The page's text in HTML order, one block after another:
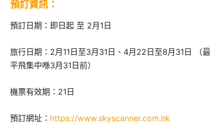
預訂資訊：
預訂日期：即日起 至 2月1日
旅行日期：2月11日至3月31日、4月22日至8月31日 （最
平飛集中喺3月31日前）
機票有效期：21日
預訂網址： https://www.skyscanner.com.hk